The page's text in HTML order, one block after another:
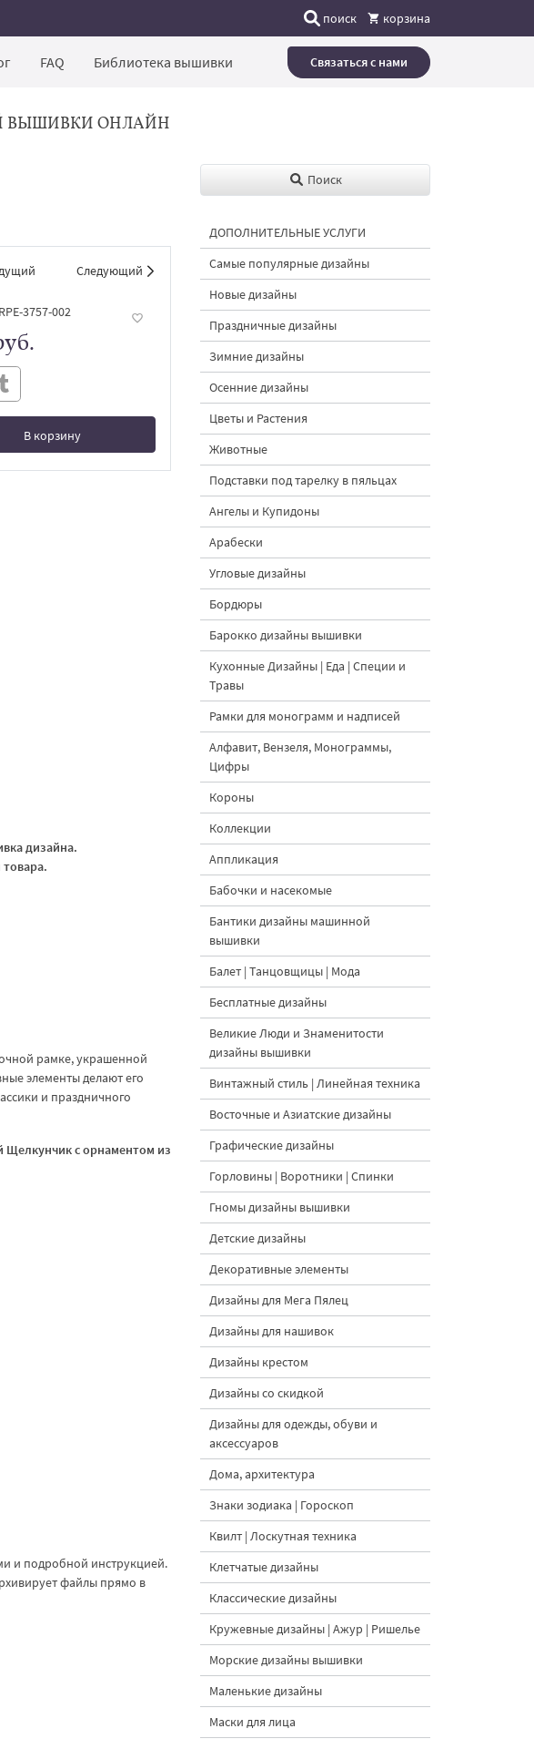
поиск корзина
FAQ Библиотека вышивки Связаться с нами
ВЫШИВКИ ОНЛАЙН
Следующий
3757-002
В корзину
В корзине
дизайна.
рамке, украшенной
элементы делают его
и праздничного
с орнаментом из
и подробной инструкцией.
файлы прямо в
Поиск
ДОПОЛНИТЕЛЬНЫЕ УСЛУГИ
Самые популярные дизайны
Новые дизайны
Праздничные дизайны
Зимние дизайны
Осенние дизайны
Цветы и Растения
Животные
Подставки под тарелку в пяльцах
Ангелы и Купидоны
Арабески
Угловые дизайны
Бордюры
Барокко дизайны вышивки
Кухонные Дизайны | Еда | Специи и
Травы
Рамки для монограмм и надписей
Алфавит, Вензеля, Монограммы,
Цифры
Короны
Коллекции
Аппликация
Бабочки и насекомые
Бантики дизайны машинной
вышивки
Балет | Танцовщицы | Мода
Бесплатные дизайны
Великие Люди и Знаменитости
дизайны вышивки
Винтажный стиль | Линейная техника
Восточные и Азиатские дизайны
Графические дизайны
Горловины | Воротники | Спинки
Гномы дизайны вышивки
Детские дизайны
Декоративные элементы
Дизайны для Мега Пялец
Дизайны для нашивок
Дизайны крестом
Дизайны со скидкой
Дизайны для одежды, обуви и
аксессуаров
Дома, архитектура
Знаки зодиака | Гороскоп
Квилт | Лоскутная техника
Клетчатые дизайны
Классические дизайны
Кружевные дизайны | Ажур | Ришелье
Морские дизайны вышивки
Маленькие дизайны
Маски для лица